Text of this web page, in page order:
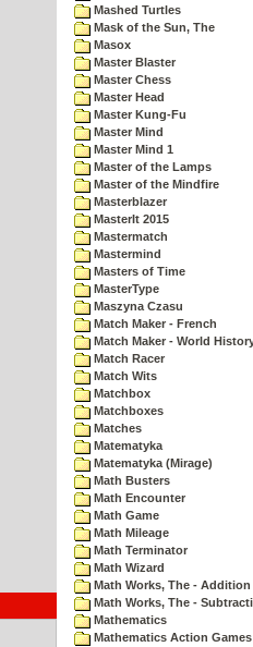
Mashed Turtles
Mask of the Sun, The
Masox
Master Blaster
Master Chess
Master Head
Master Kung-Fu
Master Mind
Master Mind 1
Master of the Lamps
Master of the Mindfire
Masterblazer
MasterIt 2015
Mastermatch
Mastermind
Masters of Time
MasterType
Maszyna Czasu
Match Maker - French
Match Maker - World
Match Racer
Match Wits
Matchbox
Matchboxes
Matches
Matematyka
Matematyka (Mirage)
Math Busters
Math Encounter
Math Game
Math Mileage
Math Terminator
Math Wizard
Math Works, The - Addition
Math Works, The -
Mathematics
Mathematics Action